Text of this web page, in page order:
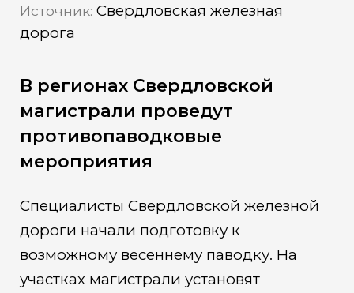
Источник: Свердловская железная
дорога
В регионах Свердловской
магистрали проведут
противопаводковые
мероприятия
Специалисты Свердловской железной
дороги начали подготовку к
возможному весеннему паводку. На
участках магистрали установят